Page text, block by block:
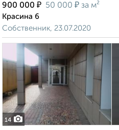
900 000 ₽ 50 000 ₽ за м²
Красина 6
Собственник, 23.07.2020
14